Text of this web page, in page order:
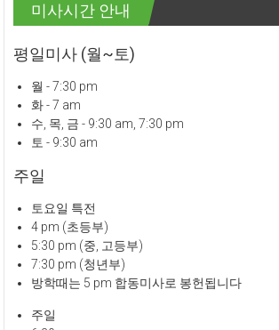
미사시간 안내
평일미사 (월~토)
월 - 7:30 pm
화 - 7 am
수, 목, 금 - 9:30 am, 7:30 pm
토 - 9:30 am
주일
토요일 특전
4 pm (초등부)
5:30 pm (중, 고등부)
7:30 pm (청년부)
방학때는 5 pm 합동미사로 봉헌됩니다
주일